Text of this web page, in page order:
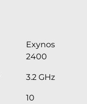
Exynos
2400
3.2 GHz
10